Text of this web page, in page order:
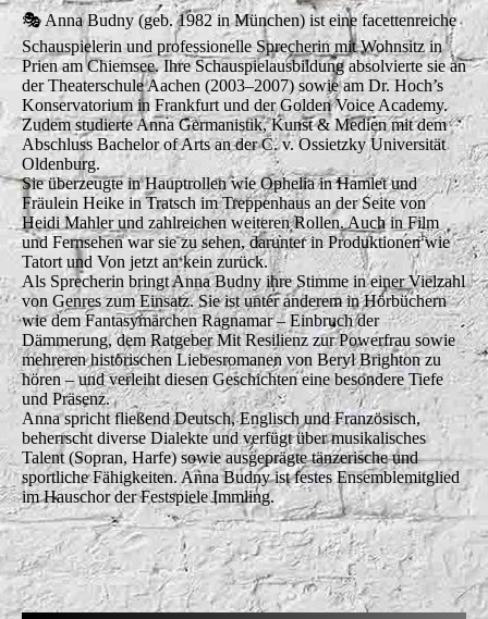
🎭 Anna Budny(geb. 1982 in München) ist eine facettenreiche
Schauspielerin und professionelle Sprecherin mit Wohnsitz in
Prien am Chiemsee. Ihre Schauspielausbildung absolvierte sie an
der Theaterschule Aachen (2003–2007) sowie am Dr. Hoch’s
Konservatorium in Frankfurt und der Golden Voice Academy.
Zudem studierte Anna Germanistik, Kunst & Medien mit dem
Abschluss Bachelor of Arts an der C. v. Ossietzky Universität
Oldenburg.
Sie überzeugte in Hauptrollen wie Ophelia in Hamlet und
Fräulein Heike in Tratsch im Treppenhaus an der Seite von
Heidi Mahler und zahlreichen weiteren Rollen. Auch in Film
und Fernsehen war sie zu sehen, darunter in Produktionen wie
Tatort und Von jetzt an kein zurück.
Als Sprecherin bringt Anna Budny ihre Stimme in einer Vielzahl
von Genres zum Einsatz. Sie ist unter anderem in Hörbüchern
wie dem Fantasymärchen Ragnamar – Einbruch der
Dämmerung, dem Ratgeber Mit Resilienz zur Powerfrau sowie
mehreren historischen Liebesromanen von Beryl Brighton zu
hören – und verleiht diesen Geschichten eine besondere Tiefe
und Präsenz.
Anna spricht fließend Deutsch, Englisch und Französisch,
beherrscht diverse Dialekte und verfügt über musikalisches
Talent (Sopran, Harfe) sowie ausgeprägte tänzerische und
sportliche Fähigkeiten. Anna Budny ist festes Ensemblemitglied
im Hauschor der Festspiele Immling.